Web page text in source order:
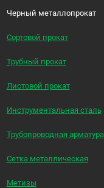
Черный металлопрокат
Сортовой прокат
Трубный прокат
Листовой прокат
Инструментальная сталь
Трубопроводная арматура
Сетка металлическая
Метизы